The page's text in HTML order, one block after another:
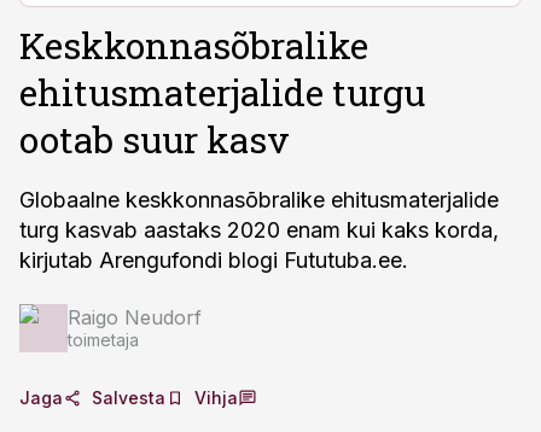
Keskkonnasõbralike
ehitusmaterjalide turgu
ootab suur kasv
Globaalne keskkonnasõbralike ehitusmaterjalide
turg kasvab aastaks 2020 enam kui kaks korda,
kirjutab Arengufondi blogi Fututuba.ee.
Raigo Neudorf
toimetaja
Jaga Salvesta Vihja